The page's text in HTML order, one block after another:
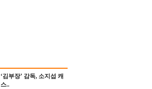
‘김부장’ 감독, 소지섭 캐
스..